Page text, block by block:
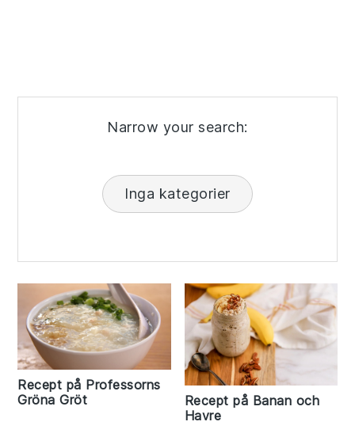
Narrow your search:
Inga kategorier
Recept på Professorns
Gröna Gröt
Recept på Banan och
Havre